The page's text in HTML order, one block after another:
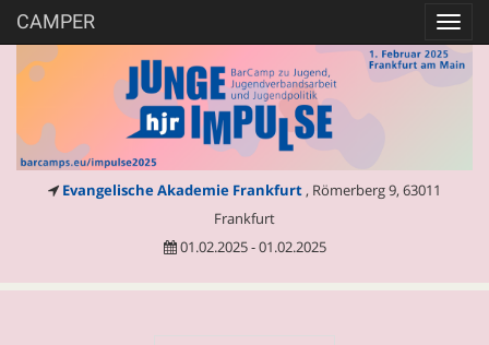
CAMPER
Evangelische Akademie Frankfurt , Römerberg 9, 63011
Frankfurt
01.02.2025 - 01.02.2025